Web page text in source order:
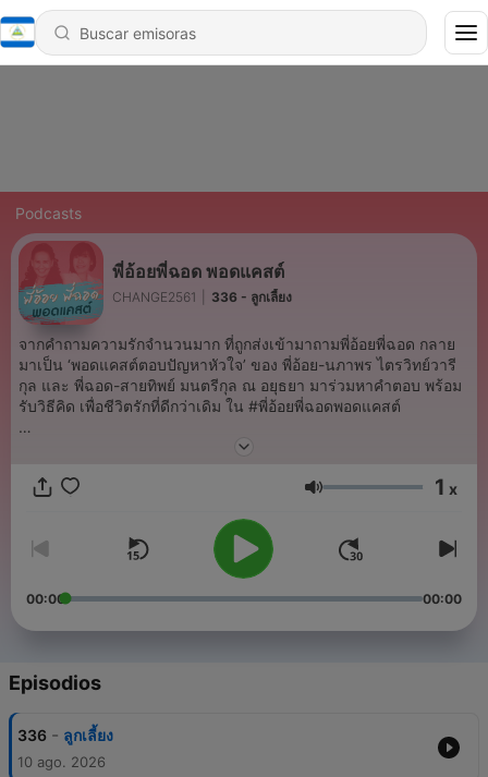
Podcasts
พี่อ้อยพี่ฉอด พอดแคสต์
CHANGE2561 336 - ลูกเลี้ยง
จากคำถามความรักจำนวนมาก ที่ถูกส่งเข้ามาถามพี่อ้อยพี่ฉอด กลาย
มาเป็น ‘พอดแคสต์ตอบปัญหาหัวใจ’ ของ พี่อ้อย-นภาพร ไตรวิทย์วารี
กุล และ พี่ฉอด-สายทิพย์ มนตรีกุล ณ อยุธยา มาร่วมหาคำตอบ พร้อม
รับวิธีคิด เพื่อชีวิตรักที่ดีกว่าเดิม ใน #พี่อ้อยพี่ฉอดพอดแคสต์
และถ้าคุณมีรักที่หาคำตอบไม่ได้ ส่งมาถามได้ที่
Volumen 1 x
00:00 00:00
Episodios
336 - ลูกเลี้ยง
10 ago. 2026